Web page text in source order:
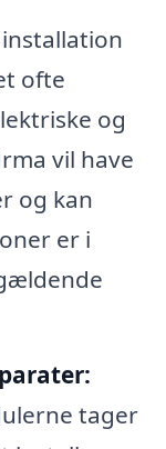
ofte
og
vil have
og kan
er i
tager